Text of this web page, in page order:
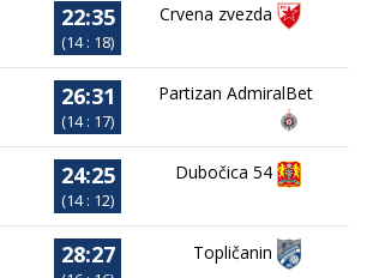
22:35
(14 : 18)
Crvena zvezda
26:31
(14 : 17)
Partizan AdmiralBet
24:25
(14 : 12)
Dubočica 54
28:27 Topličanin